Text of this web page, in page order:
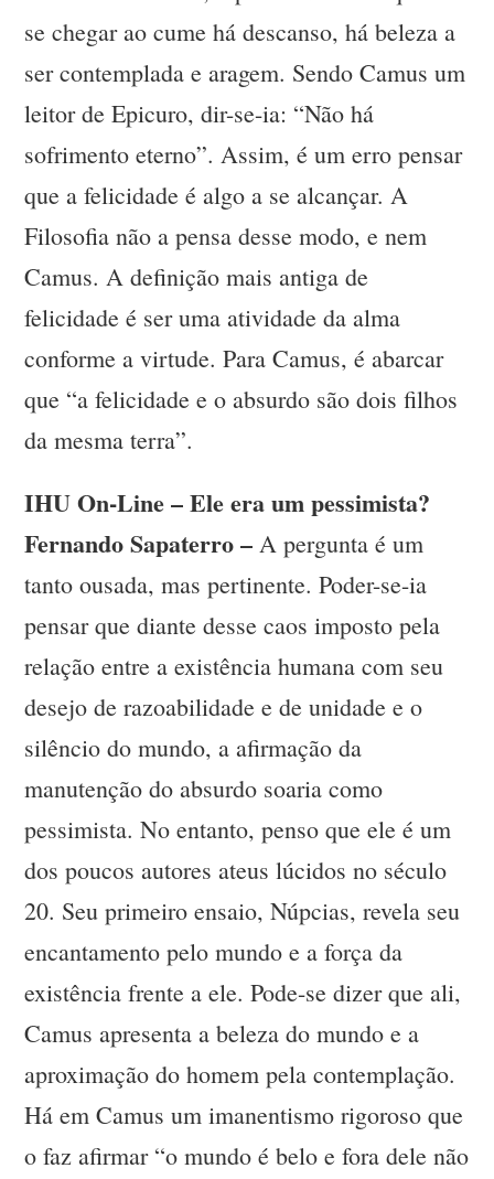
se chegar ao cume há descanso, há beleza a
ser contemplada e aragem. Sendo Camus um
leitor de Epicuro, dir-se-ia: “Não há
sofrimento eterno”. Assim, é um erro pensar
que a felicidade é algo a se alcançar. A
Filosofia não a pensa desse modo, e nem
Camus. A definição mais antiga de
felicidade é ser uma atividade da alma
conforme a virtude. Para Camus, é abarcar
que “a felicidade e o absurdo são dois filhos
da mesma terra”.
IHU On-Line – Ele era um pessimista?
Fernando Sapaterro – A pergunta é um
tanto ousada, mas pertinente. Poder-se-ia
pensar que diante desse caos imposto pela
relação entre a existência humana com seu
desejo de razoabilidade e de unidade e o
silêncio do mundo, a afirmação da
manutenção do absurdo soaria como
pessimista. No entanto, penso que ele é um
dos poucos autores ateus lúcidos no século
20. Seu primeiro ensaio, Núpcias, revela seu
encantamento pelo mundo e a força da
existência frente a ele. Pode-se dizer que ali,
Camus apresenta a beleza do mundo e a
aproximação do homem pela contemplação.
Há em Camus um imanentismo rigoroso que
o faz afirmar “o mundo é belo e fora dele não